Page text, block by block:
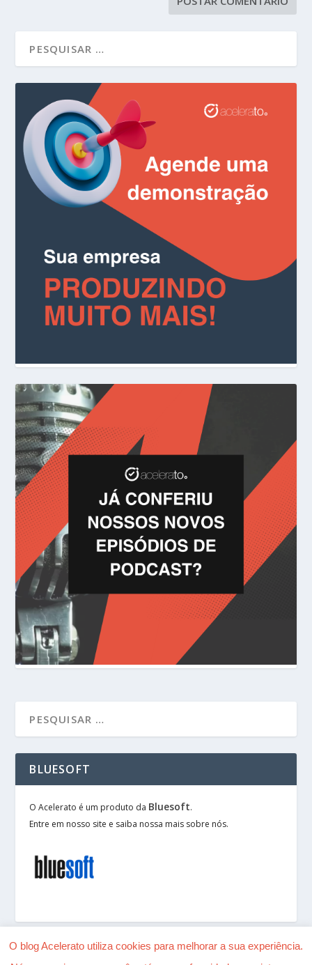
BLUESOFT
O Acelerato é um produto da Bluesoft.
Entre em nosso site e saiba nossa mais sobre nós.
O blog Acelerato utiliza cookies para melhorar a sua experiência.